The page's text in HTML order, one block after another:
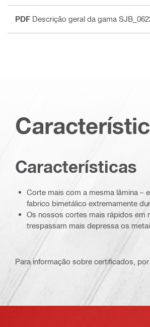
PDF Descrição geral da gama
Características
Corte mais com a mesma lâmina –
fabrico bimetálico extremamente
Os nossos cortes mais rápidos em
trespassam mais depressa os
Para informação sobre certificados,